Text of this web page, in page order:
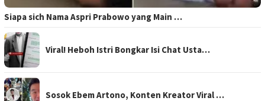
Siapa sich Nama Aspri Prabowo yang Main …
Viral! Heboh Istri Bongkar Isi Chat Usta…
Sosok Ebem Artono, Konten Kreator Viral …